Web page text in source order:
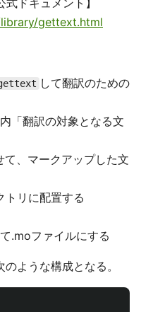
ドキュメント】
gettext.html
して翻訳のための
「翻訳の対象となる文
、マークアップした文
トリに配置する
.moファイルにする
ような構成となる。